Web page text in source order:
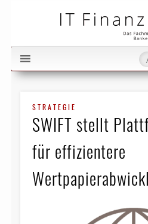
STRATEGIE
SWIFT stellt
für effizientere